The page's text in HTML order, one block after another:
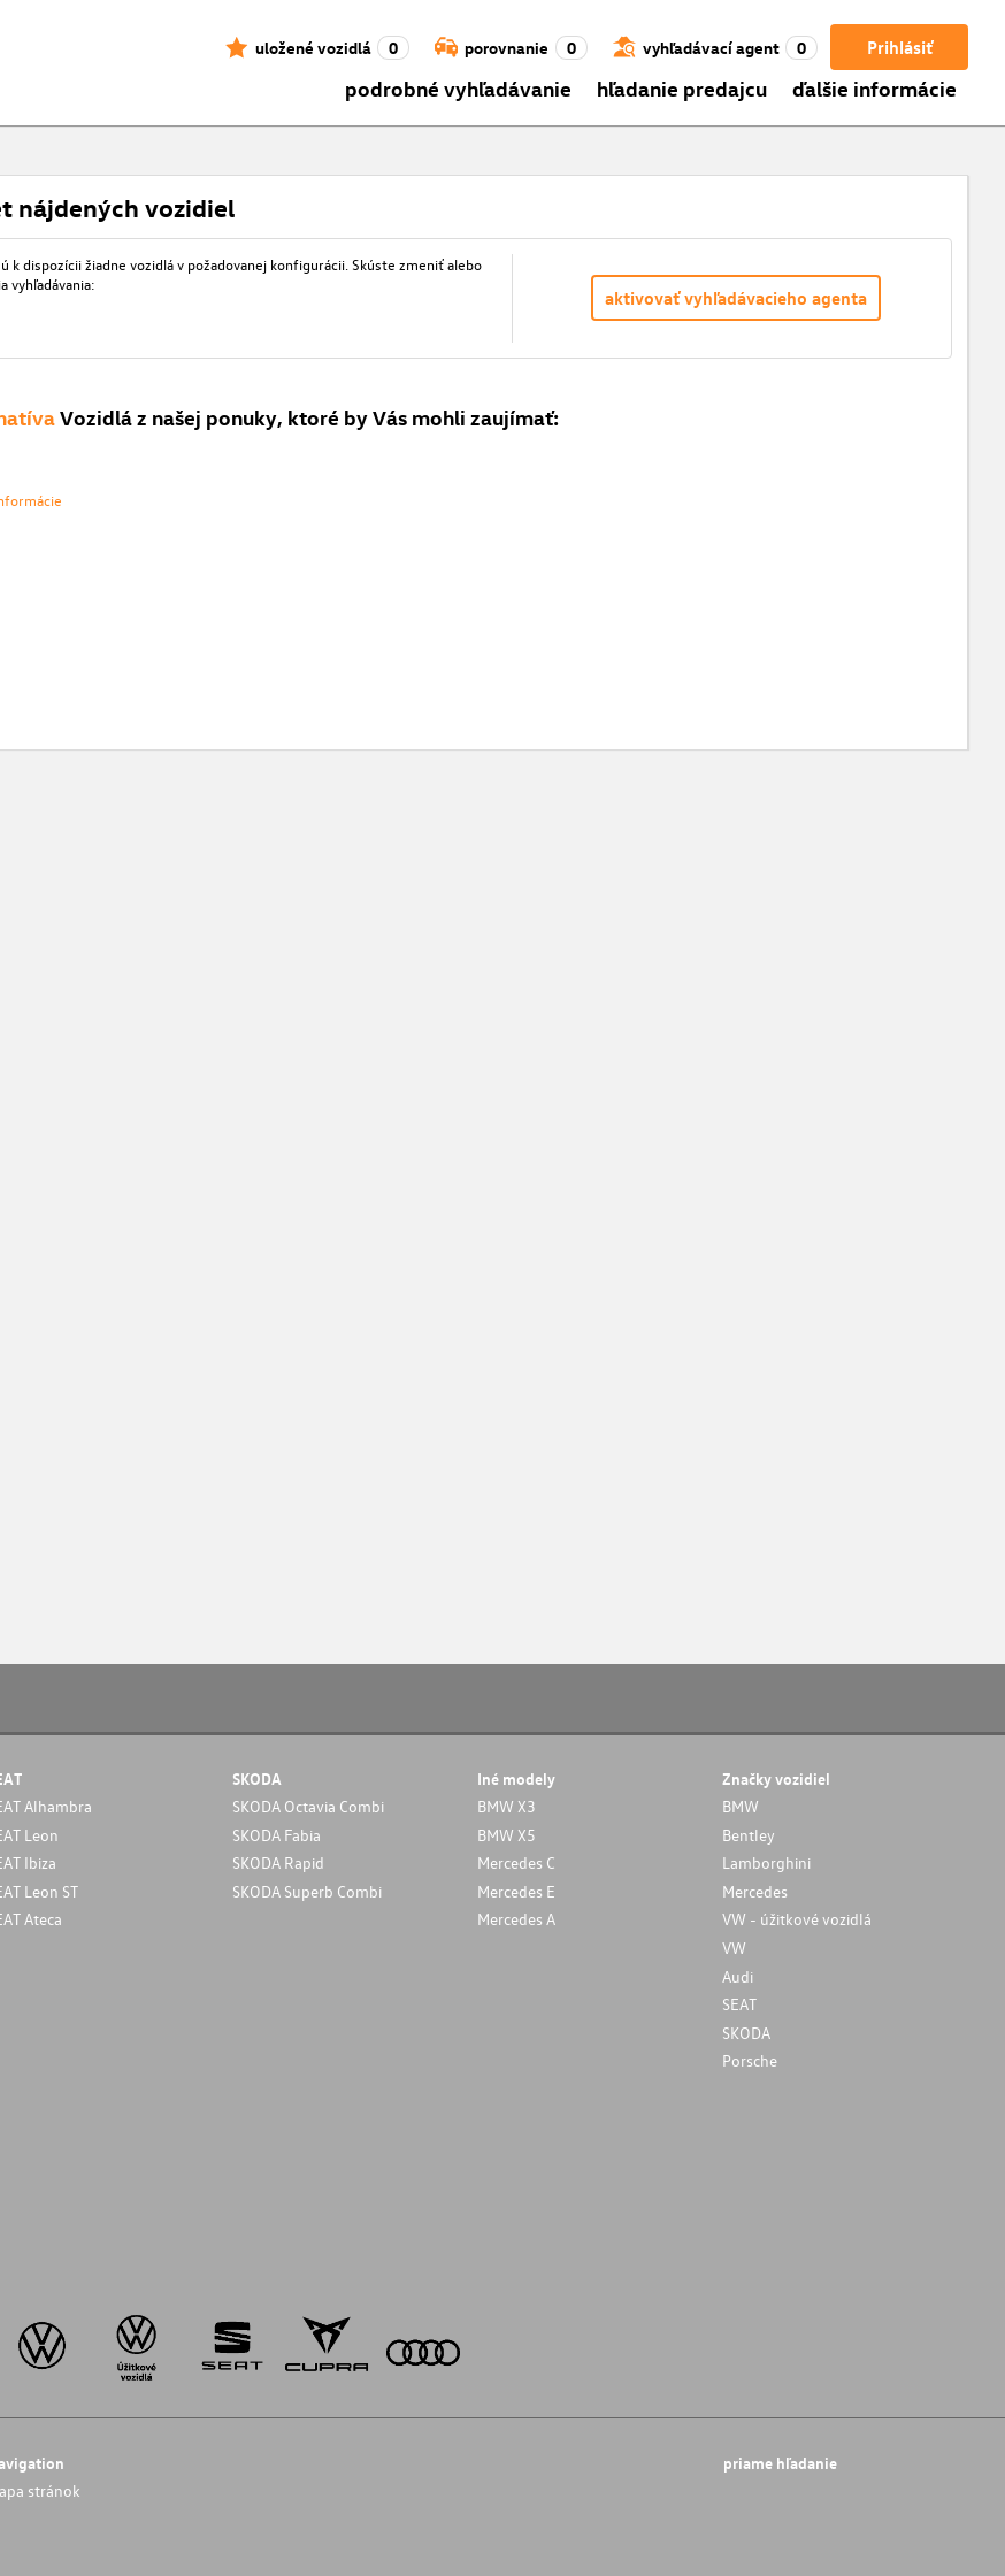
Prihlásiť
uložené vozidlá 0 porovnanie 0 vyhľadávací agent 0
podrobné vyhľadávanie hľadanie predajcu ďalšie informácie
nájdených vozidiel
k dispozícii žiadne vozidlá v požadovanej konfigurácii. Skúste zmeniť alebo
vyhľadávania:
aktivovať vyhľadávacieho agenta
Vozidlá z našej ponuky, ktoré by Vás mohli zaujímať:
Alhambra
Leon
Ibiza
Leon ST
Ateca
SKODA
SKODA Octavia Combi
SKODA Fabia
SKODA Rapid
SKODA Superb Combi
Iné modely
BMW X3
BMW X5
Mercedes C
Mercedes E
Mercedes A
Značky vozidiel
BMW
Bentley
Lamborghini
Mercedes
VW - úžitkové vozidlá
VW
Audi
SEAT
SKODA
Porsche
stránok
priame hľadanie